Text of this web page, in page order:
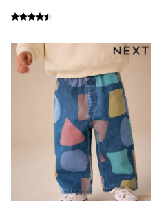
Wide Fit
Underwear
Pyjamas
Robes
Socks
All Bags & Accessories
Bags
All Occasionwear
All Partywear
Wedding
Shirts